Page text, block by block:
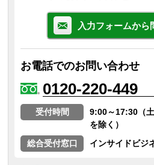
入力フォームから
お電話でのお問い合わせ
0120-220-449
受付時間
9:00～17:30（
を除く）
総合受付窓口
インサイドビジ